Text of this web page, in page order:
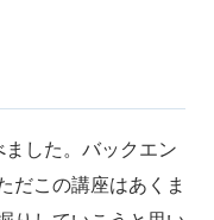
した。バックエン
だこの講座はあくま